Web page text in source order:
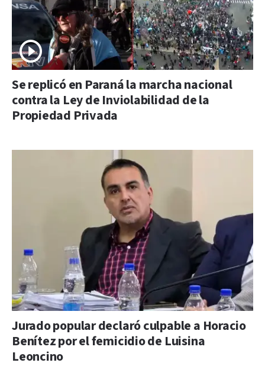
Se replicó en Paraná la marcha nacional
contra la Ley de Inviolabilidad de la
Propiedad Privada
Jurado popular declaró culpable a Horacio
Benítez por el femicidio de Luisina
Leoncino